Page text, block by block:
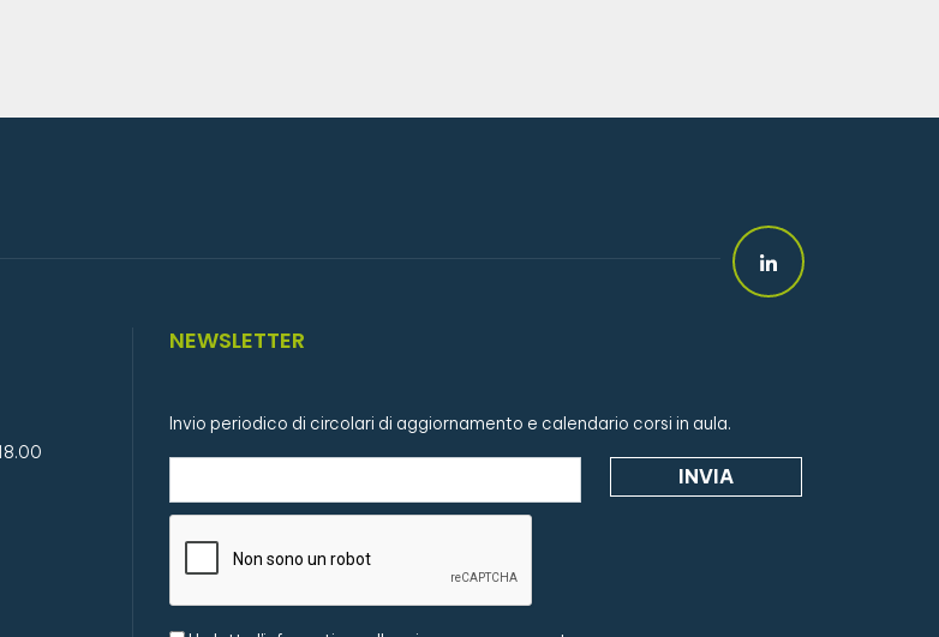
NEWSLETTER
Invio periodico di circolari di aggiornamento e calendario corsi in aula.